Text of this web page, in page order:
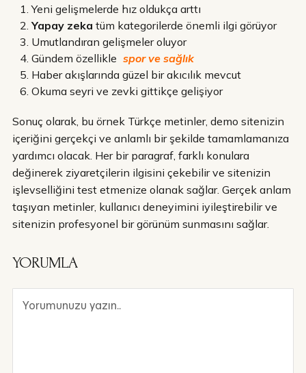
Yeni gelişmelerde hız oldukça arttı
Yapay zeka tüm kategorilerde önemli ilgi görüyor
Umutlandıran gelişmeler oluyor
Gündem özellikle spor ve sağlık
Haber akışlarında güzel bir akıcılık mevcut
Okuma seyri ve zevki gittikçe gelişiyor
Sonuç olarak, bu örnek Türkçe metinler, demo sitenizin
içeriğini gerçekçi ve anlamlı bir şekilde tamamlamanıza
yardımcı olacak. Her bir paragraf, farklı konulara
değinerek ziyaretçilerin ilgisini çekebilir ve sitenizin
işlevselliğini test etmenize olanak sağlar. Gerçek anlam
taşıyan metinler, kullanıcı deneyimini iyileştirebilir ve
sitenizin profesyonel bir görünüm sunmasını sağlar.
YORUMLA